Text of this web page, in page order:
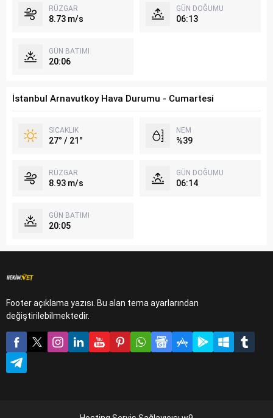
RÜZGAR
8.73 m/s
GÜN DOĞUMU
06:13
GÜN BATIMI
20:06
İstanbul Arnavutkoy Hava Durumu - Cumartesi
SICAKLIK
27° / 21°
NEM
%39
RÜZGAR
8.93 m/s
GÜN DOĞUMU
06:14
GÜN BATIMI
20:05
Footer açıklama yazısı. Bu alan tema ayarlarından
değiştirilebilmektedir.